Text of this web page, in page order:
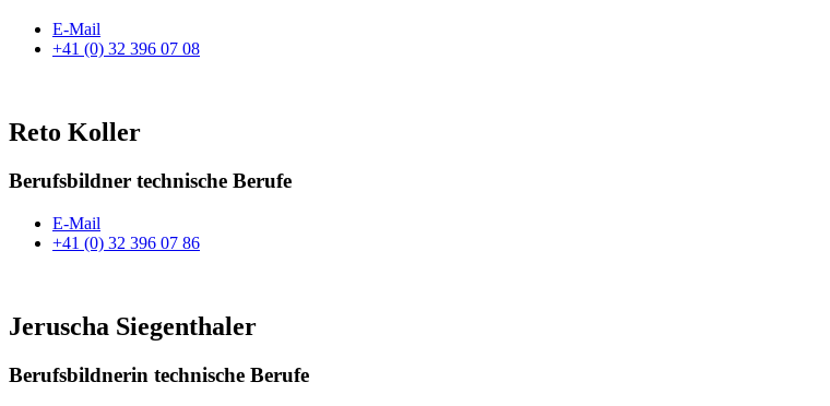
E-Mail
+41 (0) 32 396 07 08
Reto Koller
Berufsbildner technische Berufe
E-Mail
+41 (0) 32 396 07 86
Jeruscha Siegenthaler
Berufsbildnerin technische Berufe